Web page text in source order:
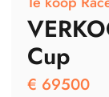
Cup
€ 69500